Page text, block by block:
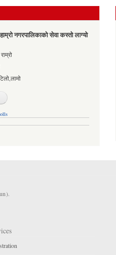
नगरपालिकाको सेवा कस्तो लाग्यो